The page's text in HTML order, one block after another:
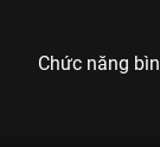
Chức năng